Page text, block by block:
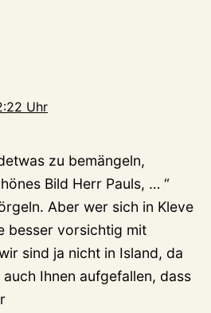
Uhr
zu bemängeln,
Bild Herr Pauls, … “
Aber wer sich in Kleve
besser vorsichtig mit
sind ja nicht in Island, da
Ihnen aufgefallen, dass